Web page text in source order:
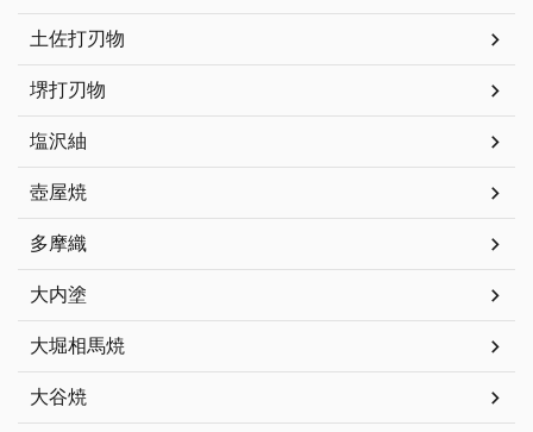
土佐打刃物
堺打刃物
塩沢紬
壺屋焼
多摩織
大内塗
大堀相馬焼
大谷焼